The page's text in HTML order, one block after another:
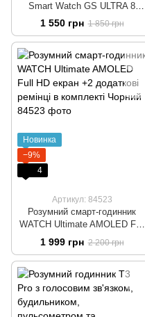
Smart Watch GS ULTRA 8
Black 2.05 Наручний
безрамковий годинник з
бездротовою зарядкою
Чорний
1 550 грн 1 850 грн
Новинка
−9%
4
Артикул: 84523
Розумний смарт-годинник
WATCH Ultimate AMOLED Full
HD екран +2 додаткові ремінці
в комплекті Чорний
1 999 грн 2 200 грн